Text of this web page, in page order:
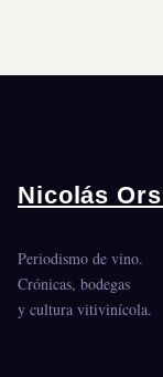
Nicolás
Periodismo de vino.
Crónicas, bodegas
y cultura vitivinícola.